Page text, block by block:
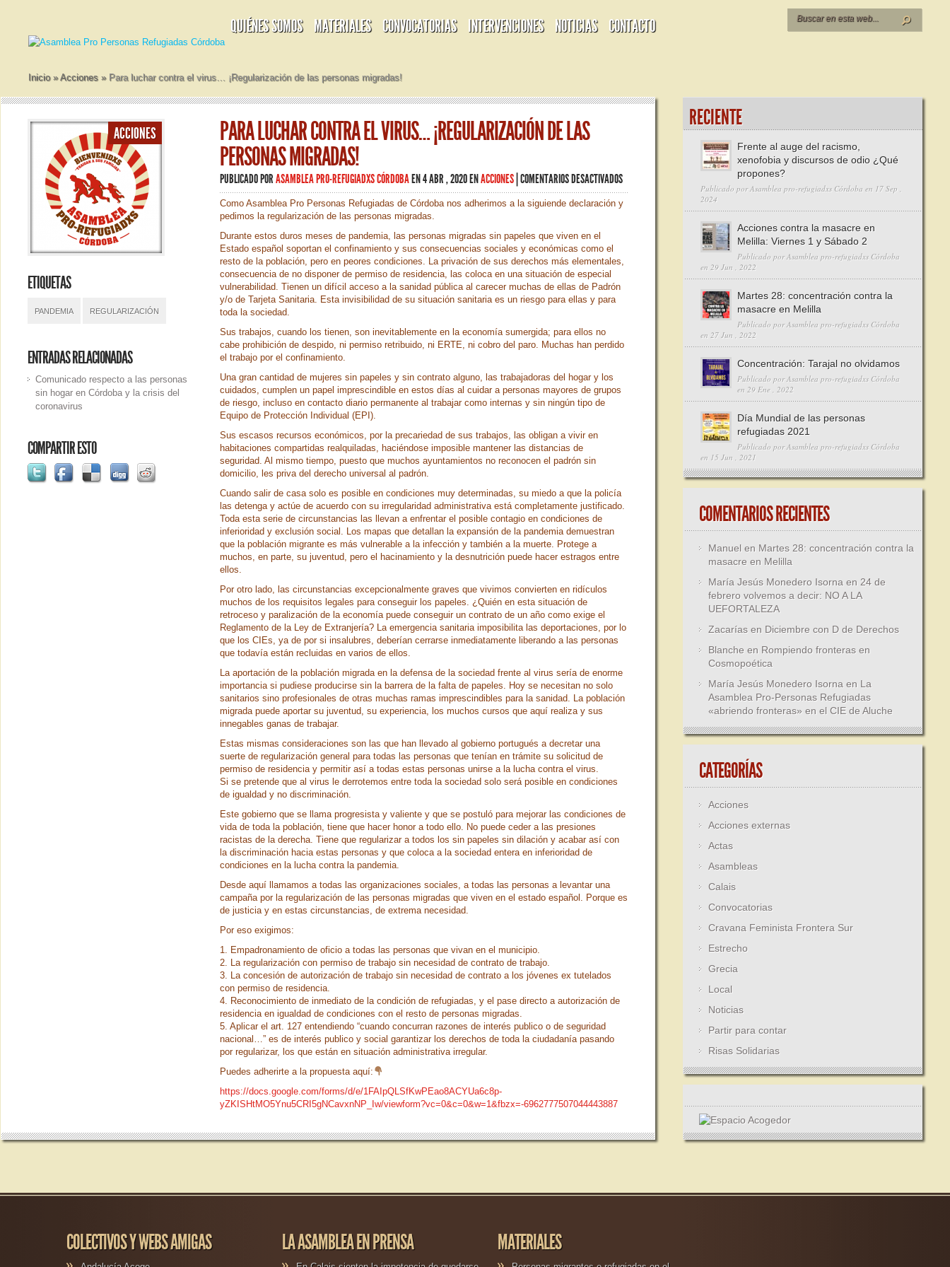
QUIÉNES SOMOS MATERIALES CONVOCATORIAS INTERVENCIONES NOTICIAS CONTACTO
Inicio » Acciones »Para luchar contra el virus… ¡Regularización de las personas migradas!
ACCIONES
ETIQUETAS
PANDEMIA REGULARIZACIÓN
ENTRADAS RELACIONADAS
Comunicado respecto a las personas
sin hogar en Córdoba y la crisis del
coronavirus
COMPARTIR ESTO
PARA LUCHAR CONTRA EL VIRUS… ¡REGULARIZACIÓN DE LAS
PERSONAS MIGRADAS!
PUBLICADO PORASAMBLEA PRO-REFUGIADXS CÓRDOBAEN 4 ABR , 2020 ENACCIONES |COMENTARIOS DESACTIVADOSEN
PARA
LUCHAR
DE
Como Asamblea Pro Personas Refugiadas de Córdoba nos adherimos a la siguiende declaración y
pedimos la regularización de las personas migradas.
Durante estos duros meses de pandemia, las personas migradas sin papeles que viven en el
Estado español soportan el confinamiento y sus consecuencias sociales y económicas como el
resto de la población, pero en peores condiciones. La privación de sus derechos más elementales,
consecuencia de no disponer de permiso de residencia, las coloca en una situación de especial
vulnerabilidad. Tienen un difícil acceso a la sanidad pública al carecer muchas de ellas de Padrón
y/o de Tarjeta Sanitaria. Esta invisibilidad de su situación sanitaria es un riesgo para ellas y para
toda la sociedad.
Sus trabajos, cuando los tienen, son inevitablemente en la economía sumergida; para ellos no
cabe prohibición de despido, ni permiso retribuido, ni ERTE, ni cobro del paro. Muchas han perdido
el trabajo por el confinamiento.
Una gran cantidad de mujeres sin papeles y sin contrato alguno, las trabajadoras del hogar y los
cuidados, cumplen un papel imprescindible en estos días al cuidar a personas mayores de grupos
de riesgo, incluso en contacto diario permanente al trabajar como internas y sin ningún tipo de
Equipo de Protección Individual (EPI).
Sus escasos recursos económicos, por la precariedad de sus trabajos, las obligan a vivir en
habitaciones compartidas realquiladas, haciéndose imposible mantener las distancias de
seguridad. Al mismo tiempo, puesto que muchos ayuntamientos no reconocen el padrón sin
domicilio, les priva del derecho universal al padrón.
Cuando salir de casa solo es posible en condiciones muy determinadas, su miedo a que la policía
las detenga y actúe de acuerdo con su irregularidad administrativa está completamente justificado.
Toda esta serie de circunstancias las llevan a enfrentar el posible contagio en condiciones de
inferioridad y exclusión social. Los mapas que detallan la expansión de la pandemia demuestran
que la población migrante es más vulnerable a la infección y también a la muerte. Protege a
muchos, en parte, su juventud, pero el hacinamiento y la desnutrición puede hacer estragos entre
ellos.
Por otro lado, las circunstancias excepcionalmente graves que vivimos convierten en ridículos
muchos de los requisitos legales para conseguir los papeles. ¿Quién en esta situación de
retroceso y paralización de la economía puede conseguir un contrato de un año como exige el
Reglamento de la Ley de Extranjería? La emergencia sanitaria imposibilita las deportaciones, por lo
que los CIEs, ya de por si insalubres, deberían cerrarse inmediatamente liberando a las personas
que todavía están recluidas en varios de ellos.
La aportación de la población migrada en la defensa de la sociedad frente al virus sería de enorme
importancia si pudiese producirse sin la barrera de la falta de papeles. Hoy se necesitan no solo
sanitarios sino profesionales de otras muchas ramas imprescindibles para la sanidad. La población
migrada puede aportar su juventud, su experiencia, los muchos cursos que aquí realiza y sus
innegables ganas de trabajar.
Estas mismas consideraciones son las que han llevado al gobierno portugués a decretar una
suerte de regularización general para todas las personas que tenían en trámite su solicitud de
permiso de residencia y permitir así a todas estas personas unirse a la lucha contra el virus.
Si se pretende que al virus le derrotemos entre toda la sociedad solo será posible en condiciones
de igualdad y no discriminación.
Este gobierno que se llama progresista y valiente y que se postuló para mejorar las condiciones de
vida de toda la población, tiene que hacer honor a todo ello. No puede ceder a las presiones
racistas de la derecha. Tiene que regularizar a todos los sin papeles sin dilación y acabar así con
la discriminación hacia estas personas y que coloca a la sociedad entera en inferioridad de
condiciones en la lucha contra la pandemia.
Desde aquí llamamos a todas las organizaciones sociales, a todas las personas a levantar una
campaña por la regularización de las personas migradas que viven en el estado español. Porque es
de justicia y en estas circunstancias, de extrema necesidad.
Por eso exigimos:
1. Empadronamiento de oficio a todas las personas que vivan en el municipio.
2. La regularización con permiso de trabajo sin necesidad de contrato de trabajo.
3. La concesión de autorización de trabajo sin necesidad de contrato a los jóvenes ex tutelados
con permiso de residencia.
4. Reconocimiento de inmediato de la condición de refugiadas, y el pase directo a autorización de
residencia en igualdad de condiciones con el resto de personas migradas.
5. Aplicar el art. 127 entendiendo “cuando concurran razones de interés publico o de seguridad
nacional…” es de interés publico y social garantizar los derechos de toda la ciudadanía pasando
por regularizar, los que están en situación administrativa irregular.
Puedes adherirte a la propuesta aquí:
https://docs.google.com/forms/d/e/1FAIpQLSfKwPEao8ACYUa6c8p-
yZKISHtMO5Ynu5CRI5gNCavxnNP_Iw/viewform?vc=0&c=0&w=1&fbzx=-6962777507044443887
RECIENTE
Frente al auge del racismo,
xenofobia y discursos de odio ¿Qué
propones?
Publicado porAsamblea pro-refugiadxs Córdoba en 17 Sep ,
2024
Acciones contra la masacre en
Melilla: Viernes 1 y Sábado 2
Publicado porAsamblea pro-refugiadxs Córdoba
en 29 Jun , 2022
Martes 28: concentración contra la
masacre en Melilla
Publicado porAsamblea pro-refugiadxs Córdoba
en 27 Jun , 2022
Concentración: Tarajal no olvidamos
Publicado porAsamblea pro-refugiadxs Córdoba
en 29 Ene , 2022
Día Mundial de las personas
refugiadas 2021
Publicado porAsamblea pro-refugiadxs Córdoba
en 15 Jun , 2021
COMENTARIOS RECIENTES
Manuel en Martes 28: concentración contra la
masacre en Melilla
María Jesús Monedero Isorna en 24 de
febrero volvemos a decir: NO A LA
UEFORTALEZA
Zacaríasen Diciembre con D de Derechos
Blanche en Rompiendo fronteras en
Cosmopoética
María Jesús Monedero Isorna en La
Asamblea Pro-Personas Refugiadas
«abriendo fronteras» en el CIE de Aluche
CATEGORÍAS
Acciones
Acciones externas
Actas
Asambleas
Calais
Convocatorias
Cravana Feminista Frontera Sur
Estrecho
Grecia
Local
Noticias
Partir para contar
Risas Solidarias
COLECTIVOS Y WEBS AMIGAS LA ASAMBLEA EN PRENSA MATERIALES